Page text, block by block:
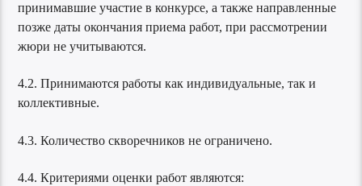
принимавшие участие в конкурсе, а также направленные
позже даты окончания приема работ, при рассмотрении
жюри не учитываются.
4.2. Принимаются работы как индивидуальные, так и
коллективные.
4.3. Количество скворечников не ограничено.
4.4. Критериями оценки работ являются: